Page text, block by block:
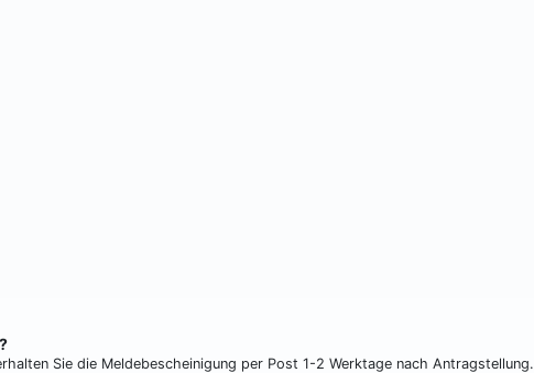
Sie die Meldebescheinigung per Post 1-2 Werktage nach Antragstellung.